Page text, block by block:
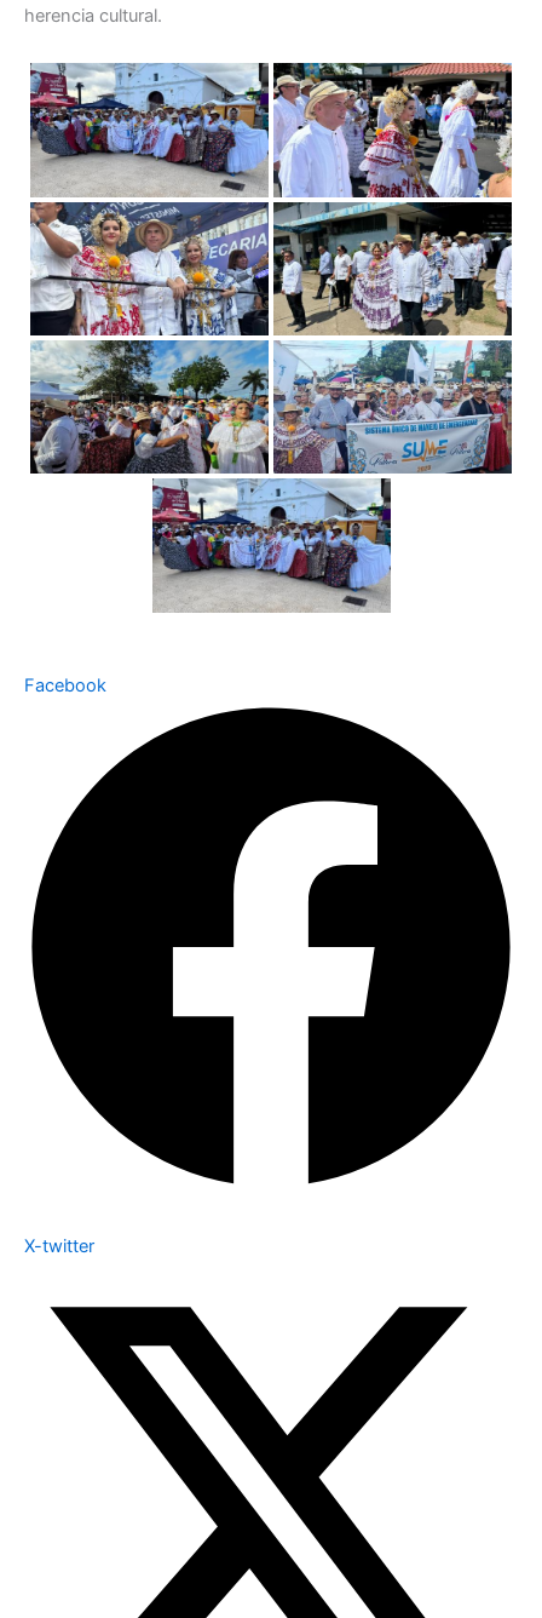
herencia cultural.
Facebook
X-twitter